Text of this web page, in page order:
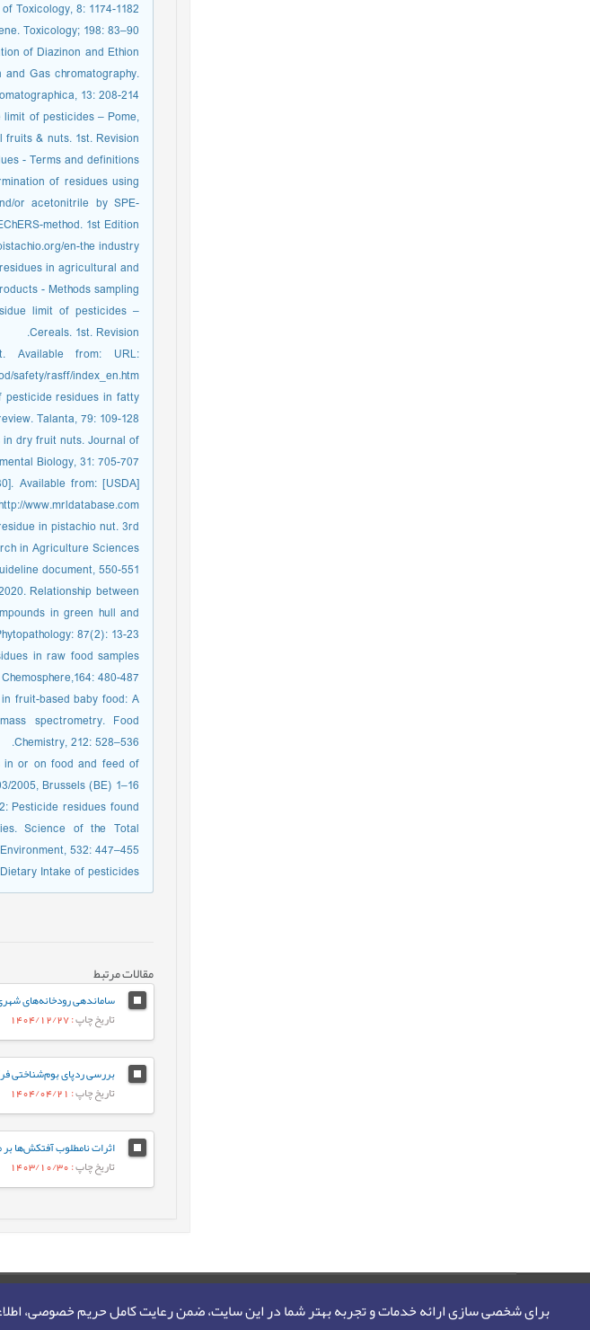
برای شخصی سازی ارائه خدمات و تجربه بهتر شما در این سایت، ضمن رعایت کامل حریم خصوصی،
Toxicology, 8: 1174-1182.
Toxicology; 198: 83–90.
of Diazinon and Ethion
Gas chromatography.
13: 208-214.
limit of pesticides – Pome,
& nuts. 1st. Revision.
- Terms and definitions.
of residues using
or acetonitrile by SPE-
method. 1st Edition.
en-the industry.
in agricultural and
- Methods sampling.
limit of pesticides –
Cereals. 1st. Revision.
from: URL:
safety/rasff/index_en.htm.
pesticide residues in fatty
Talanta, 79: 109-128.
in dry fruit nuts. Journal of
Biology, 31: 705-707.
Available from:
www.mrldatabase.com
in pistachio nut. 3rd
in Agriculture Sciences.
document, 550-551.
Relationship between
in green hull and
87(2): 13-23.
in raw food samples
480-487.
fruit-based baby food: A
spectrometry. Food
Chemistry, 212: 528–536.
in or on food and feed of
2005, Brussels (BE) 1–16.
Pesticide residues found
Science of the Total
Environment, 532: 447–455.
Intake of pesticides.
مقالات مرتبط
تاریخ چاپ: 1404/12/27
تاریخ چاپ: 1404/04/21
اثرات نامطلوب آفتکش‌ها
تاریخ چاپ: 1403/10/30